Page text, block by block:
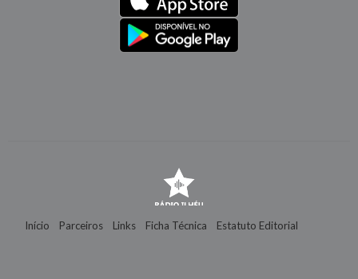
Início Parceiros Links Ficha Técnica Estatuto Editorial